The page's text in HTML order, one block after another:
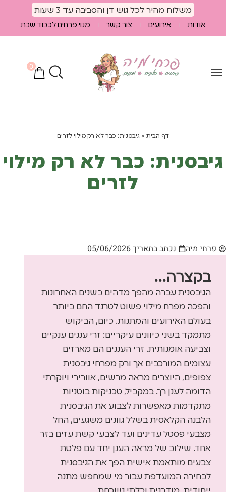
משלוח מהיר לכל גוש דן והסביבה עד 3 שעות
אודות אירועים צור קשר מנוי פרחים לכבוד שבת
0
דף הבית » גיבסנית: כבר לא רק מילוי לזרים
גיבסנית: כבר לא רק מילוי
לזרים
פרחי מיה נכתב בתאריך05/06/2026
בקצרה...
הגיבסנית עברה מהפך מדהים בשנים האחרונות
והפכה מפרח מילוי פשוט לטרנד החם ביותר
בעולם האירועים והמתנות. כיום, הביקוש
מתמקד בשני כיוונים עיקריים: זרי עננים ענקיים
וצביעה אומנותית. זרי העננים הם מארזים
עצומים המורכבים אך ורק מפרחי גיבסנית
צפופים, היוצרים מראה מרשים, אוורירי ויוקרתי
הדומה לענן רך. במקביל, טכניקות בוטניות
מתקדמות מאפשרות לצבוע את הגיבסנית
הלבנה הקלאסית בשלל גוונים משגעים, החל
מצבעי פסטל עדינים ועד לצבעי קשת עזים בזר
אחד. שילוב של מראה הענן יחד עם פלטת
צבעים מותאמת אישית הפך את הגיבסנית
לבחירה המועדפת עבור מי שמחפש מתנה